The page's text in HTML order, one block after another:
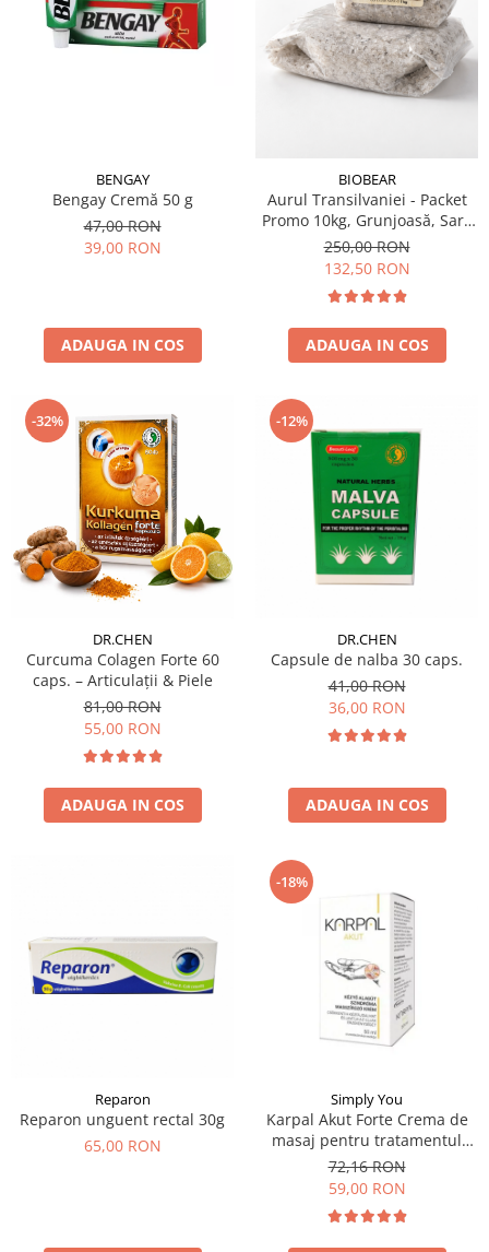
BENGAY
Bengay Cremă 50 g
47,00 RON
39,00 RON
ADAUGA IN COS
BIOBEAR
Aurul Transilvaniei - Packet
Promo 10kg, Grunjoasă, Sare
Naturală din Transilvania,
Neiodată, Fără
Antiaglomeranţi
250,00 RON
132,50 RON
ADAUGA IN COS
-32%
DR.CHEN
Curcuma Colagen Forte 60
caps. – Articulații & Piele
81,00 RON
55,00 RON
ADAUGA IN COS
-12%
DR.CHEN
Capsule de nalba 30 caps.
41,00 RON
36,00 RON
ADAUGA IN COS
Reparon
Reparon unguent rectal 30g
65,00 RON
-18%
Simply You
Karpal Akut Forte Crema de
masaj pentru tratamentul
sindromului de tunel carpian
50ml
72,16 RON
59,00 RON